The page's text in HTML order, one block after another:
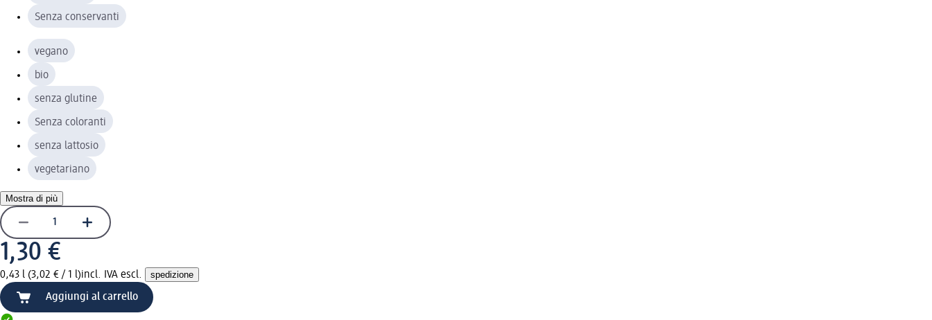
Senza conservanti
vegano
bio
senza glutine
Senza coloranti
senza lattosio
vegetariano
Mostra di più
1,30 €
0,43 l (3,02 € / 1 l)incl. IVA escl. spedizione
Aggiungi al carrello